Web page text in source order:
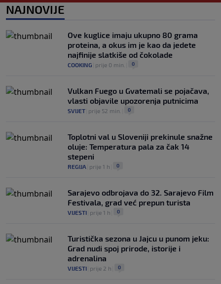
OSTALI SPORTOVI|prije 1 h| 0
Marokancima za podršku
NOGOMET|prije 2 h| 0
NAJNOVIJE
Ove kuglice imaju ukupno 80 grama
proteina, a okus im je kao da jedete
najfinije slatkiše od čokolade
COOKING prije 0 min. 0
Vulkan Fuego u Gvatemali se pojačava,
vlasti objavile upozorenja putnicima
SVIJET prije 52 min. 0
Toplotni val u Sloveniji prekinule snažne
oluje: Temperatura pala za čak 14
stepeni
REGIJA prije 1 h 0
Sarajevo odbrojava do 32. Sarajevo Film
Festivala, grad već prepun turista
VIJESTI prije 1 h 0
Turistička sezona u Jajcu u punom jeku:
Grad nudi spoj prirode, istorije i
adrenalina
VIJESTI prije 2 h 0